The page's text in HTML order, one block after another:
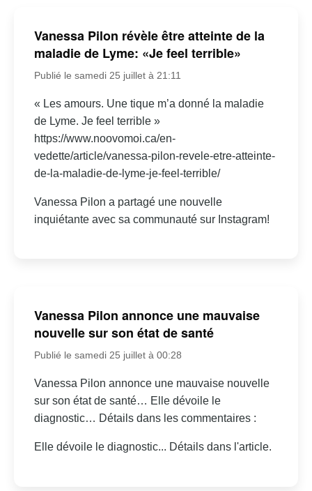
Vanessa Pilon révèle être atteinte de la
maladie de Lyme: «Je feel terrible»
Publié le samedi 25 juillet à 21:11
« Les amours. Une tique m’a donné la maladie
de Lyme. Je feel terrible »
https://www.noovomoi.ca/en-
vedette/article/vanessa-pilon-revele-etre-atteinte-
de-la-maladie-de-lyme-je-feel-terrible/
Vanessa Pilon a partagé une nouvelle
inquiétante avec sa communauté sur Instagram!
Vanessa Pilon annonce une mauvaise
nouvelle sur son état de santé
Publié le samedi 25 juillet à 00:28
Vanessa Pilon annonce une mauvaise nouvelle
sur son état de santé… Elle dévoile le
diagnostic… Détails dans les commentaires :
Elle dévoile le diagnostic... Détails dans l'article.